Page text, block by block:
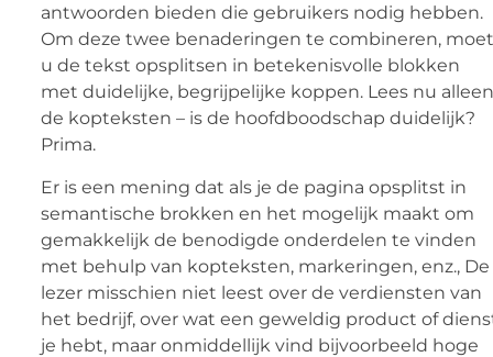
antwoorden bieden die gebruikers nodig hebben.
Om deze twee benaderingen te combineren, moet
u de tekst opsplitsen in betekenisvolle blokken
met duidelijke, begrijpelijke koppen. Lees nu alleen
de kopteksten – is de hoofdboodschap duidelijk?
Prima.
Er is een mening dat als je de pagina opsplitst in
semantische brokken en het mogelijk maakt om
gemakkelijk de benodigde onderdelen te vinden
met behulp van kopteksten, markeringen, enz., De
lezer misschien niet leest over de verdiensten van
het bedrijf, over wat een geweldig product of
je hebt, maar onmiddellijk vind bijvoorbeeld hoge